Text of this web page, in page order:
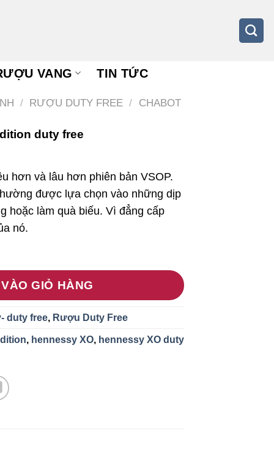
VANG TIN TỨC
/ RƯỢU DUTY FREE / CHABOT
duty free
hơn và lâu hơn phiên bản VSOP.
được lựa chọn vào những dịp
hoặc làm quà biếu. Vì đẳng cấp
nó.
GIỎ HÀNG
duty free, Rượu Duty Free
, hennessy XO, hennessy XO duty